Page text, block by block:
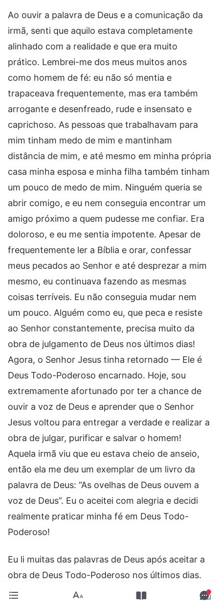
Ao ouvir a palavra de Deus e a comunicação da
irmã, senti que aquilo estava completamente
alinhado com a realidade e que era muito
prático. Lembrei-me dos meus muitos anos
como homem de fé: eu não só mentia e
trapaceava frequentemente, mas era também
arrogante e desenfreado, rude e insensato e
caprichoso. As pessoas que trabalhavam para
mim tinham medo de mim e mantinham
distância de mim, e até mesmo em minha própria
casa minha esposa e minha filha também tinham
um pouco de medo de mim. Ninguém queria se
abrir comigo, e eu nem conseguia encontrar um
amigo próximo a quem pudesse me confiar. Era
doloroso, e eu me sentia impotente. Apesar de
frequentemente ler a Bíblia e orar, confessar
meus pecados ao Senhor e até desprezar a mim
mesmo, eu continuava fazendo as mesmas
coisas terríveis. Eu não conseguia mudar nem
um pouco. Alguém como eu, que peca e resiste
ao Senhor constantemente, precisa muito da
obra de julgamento de Deus nos últimos dias!
Agora, o Senhor Jesus tinha retornado — Ele é
Deus Todo-Poderoso encarnado. Hoje, sou
extremamente afortunado por ter a chance de
ouvir a voz de Deus e aprender que o Senhor
Jesus voltou para entregar a verdade e realizar a
obra de julgar, purificar e salvar o homem!
Aquela irmã viu que eu estava cheio de anseio,
então ela me deu um exemplar de um livro da
palavra de Deus: “As ovelhas de Deus ouvem a
voz de Deus”. Eu o aceitei com alegria e decidi
realmente praticar minha fé em Deus Todo-
Poderoso!
Eu li muitas das palavras de Deus após aceitar a
obra de Deus Todo-Poderoso nos últimos dias.
Eu li sobre os três estágios da obra de Deus,